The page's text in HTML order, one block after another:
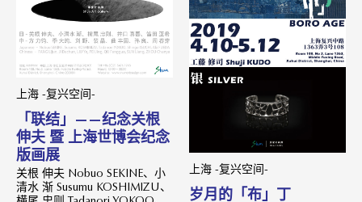
上海 -复兴空间-
「联结」——纪念关根
伸夫 暨 上海世博会纪念
版画展
关根 伸夫 Nobuo SEKINE、小
清水 渐 Susumu KOSHIMIZU、
上海 -复兴空间-
岁月的「布」丁